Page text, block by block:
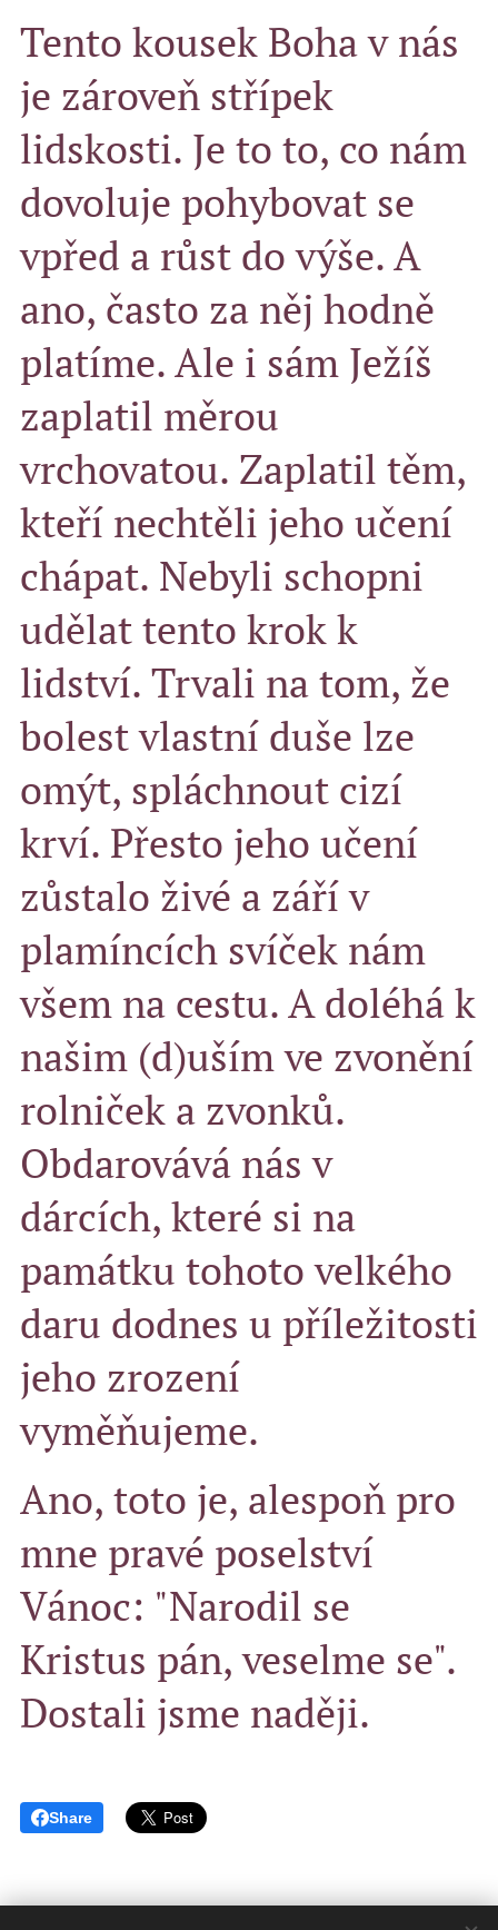
Tento kousek Boha v nás
je zároveň střípek
lidskosti. Je to to, co nám
dovoluje pohybovat se
vpřed a růst do výše. A
ano, často za něj hodně
platíme. Ale i sám Ježíš
zaplatil měrou
vrchovatou. Zaplatil těm,
kteří nechtěli jeho učení
chápat. Nebyli schopni
udělat tento krok k
lidství. Trvali na tom, že
bolest vlastní duše lze
omýt, spláchnout cizí
krví. Přesto jeho učení
zůstalo živé a září v
plamíncích svíček nám
všem na cestu. A doléhá k
našim (d)uším ve zvonění
rolniček a zvonků.
Obdarovává nás v
dárcích, které si na
památku tohoto velkého
daru dodnes u příležitosti
jeho zrození
vyměňujeme.
Ano, toto je, alespoň pro
mne pravé poselství
Vánoc: "Narodil se
Kristus pán, veselme se".
Dostali jsme naději.
Share